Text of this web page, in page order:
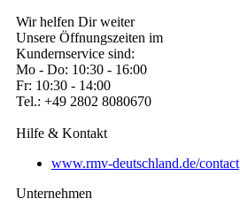
Wir helfen Dir weiter
Unsere Öffnungszeiten im
Kundernservice sind:
Mo - Do: 10:30 - 16:00
Fr: 10:30 - 14:00
Tel.: +49 2802 8080670
Hilfe & Kontakt
www.rmv-deutschland.de/contact
Unternehmen